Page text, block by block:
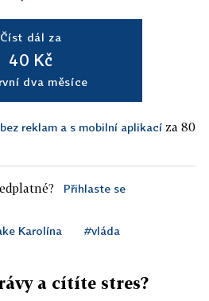
Číst dál za
40 Kč
dva měsíce
reklam a s mobilní aplikací za 80
Přihlaste se
Karolína #vláda
a cítíte stres?